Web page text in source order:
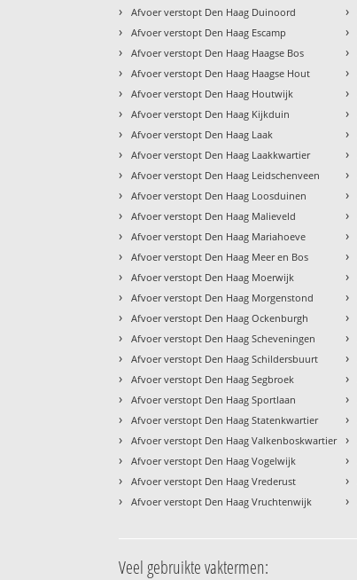
› Afvoer verstopt Den Haag Duinoord
› Afvoer verstopt Den Haag Escamp
› Afvoer verstopt Den Haag Haagse Bos
› Afvoer verstopt Den Haag Haagse Hout
› Afvoer verstopt Den Haag Houtwijk
› Afvoer verstopt Den Haag Kijkduin
› Afvoer verstopt Den Haag Laak
› Afvoer verstopt Den Haag Laakkwartier
› Afvoer verstopt Den Haag Leidschenveen
› Afvoer verstopt Den Haag Loosduinen
› Afvoer verstopt Den Haag Malieveld
› Afvoer verstopt Den Haag Mariahoeve
› Afvoer verstopt Den Haag Meer en Bos
› Afvoer verstopt Den Haag Moerwijk
› Afvoer verstopt Den Haag Morgenstond
› Afvoer verstopt Den Haag Ockenburgh
› Afvoer verstopt Den Haag Scheveningen
› Afvoer verstopt Den Haag Schildersbuurt
› Afvoer verstopt Den Haag Segbroek
› Afvoer verstopt Den Haag Sportlaan
› Afvoer verstopt Den Haag Statenkwartier
› Afvoer verstopt Den Haag Valkenboskwartier
› Afvoer verstopt Den Haag Vogelwijk
› Afvoer verstopt Den Haag Vrederust
› Afvoer verstopt Den Haag Vruchtenwijk
›
›
›
›
›
›
›
›
›
›
›
›
›
›
›
›
›
›
›
›
›
›
›
›
›
Veel gebruikte vaktermen: